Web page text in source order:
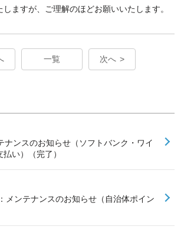
ますが、ご理解のほどお願いいたします。
一覧 次へ
ナンスのお知らせ（ソフトバンク・ワイ
い）（完了）
メンテナンスのお知らせ（自治体ポイン